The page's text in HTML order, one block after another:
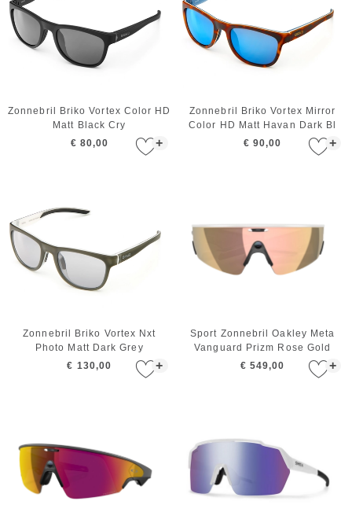
+
Zonnebril Briko Vortex Color HD
Matt Black Cry
€ 80,00
+
Zonnebril Briko Vortex Mirror
Color HD Matt Havan Dark Bl
€ 90,00
+
Zonnebril Briko Vortex Nxt
Photo Matt Dark Grey
€ 130,00
+
Sport Zonnebril Oakley Meta
Vanguard Prizm Rose Gold
White
€ 549,00